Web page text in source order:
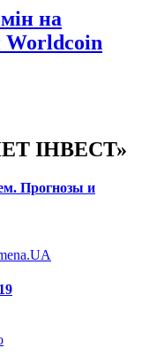
на
Worldcoin
ІНВЕСТ»
Прогнозы и